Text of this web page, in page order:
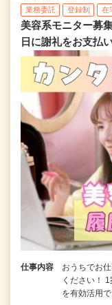
業務委託 登録制 在
美容系モニター募
日に謝礼をお支払
仕事内容
おうちでお
ください！
を有効活用